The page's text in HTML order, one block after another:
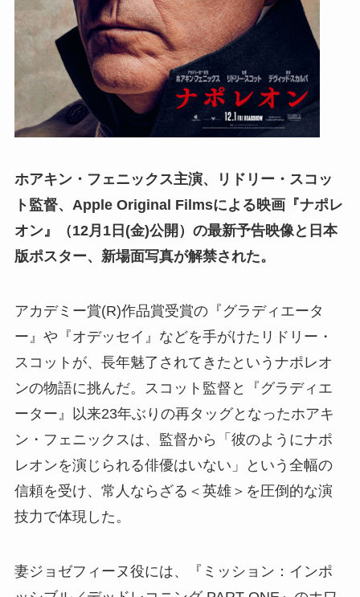
ホアキン・フェニックス主演、リドリー・スコッ
ト監督、Apple Original Filmsによる映画『ナポレ
オン』（12月1日(金)公開）の最新予告映像と日本
版ポスター、新場面写真が解禁された。
アカデミー賞(R)作品賞受賞の『グラディエータ
ー』や『オデッセイ』などを手がけたリドリー・
スコットが、長年魅了されてきたというナポレオ
ンの物語に挑んだ。スコット監督と『グラディエ
ーター』以来23年ぶりの再タッグとなったホアキ
ン・フェニックスは、監督から「彼のようにナポ
レオンを演じられる俳優はいない」という全幅の
信頼を受け、常人ならざる＜英雄＞を圧倒的な演
技力で体現した。
妻ジョゼフィーヌ役には、『ミッション：インポ